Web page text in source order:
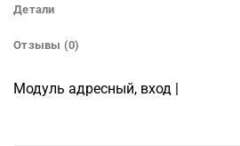
Детали
Отзывы (0)
Модуль адресный, вход |